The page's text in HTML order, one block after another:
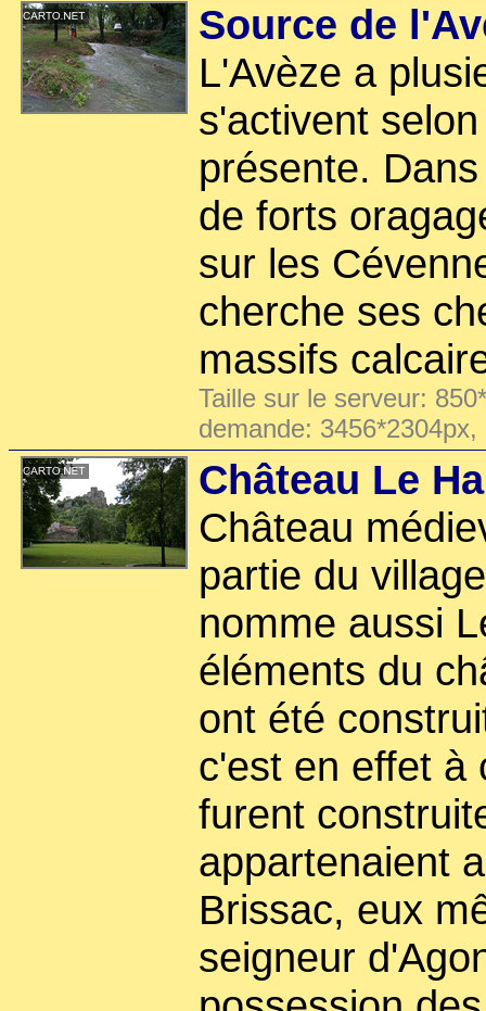
Source de
L'Avèze a
s'activent
présente.
de forts
sur les
cherche ses
massifs
Taille sur le serveur:
demande:
Château Le
Château
partie du
nomme aussi
éléments du
ont été
c'est en effet à
furent
appartenaient
Brissac, eux
seigneur